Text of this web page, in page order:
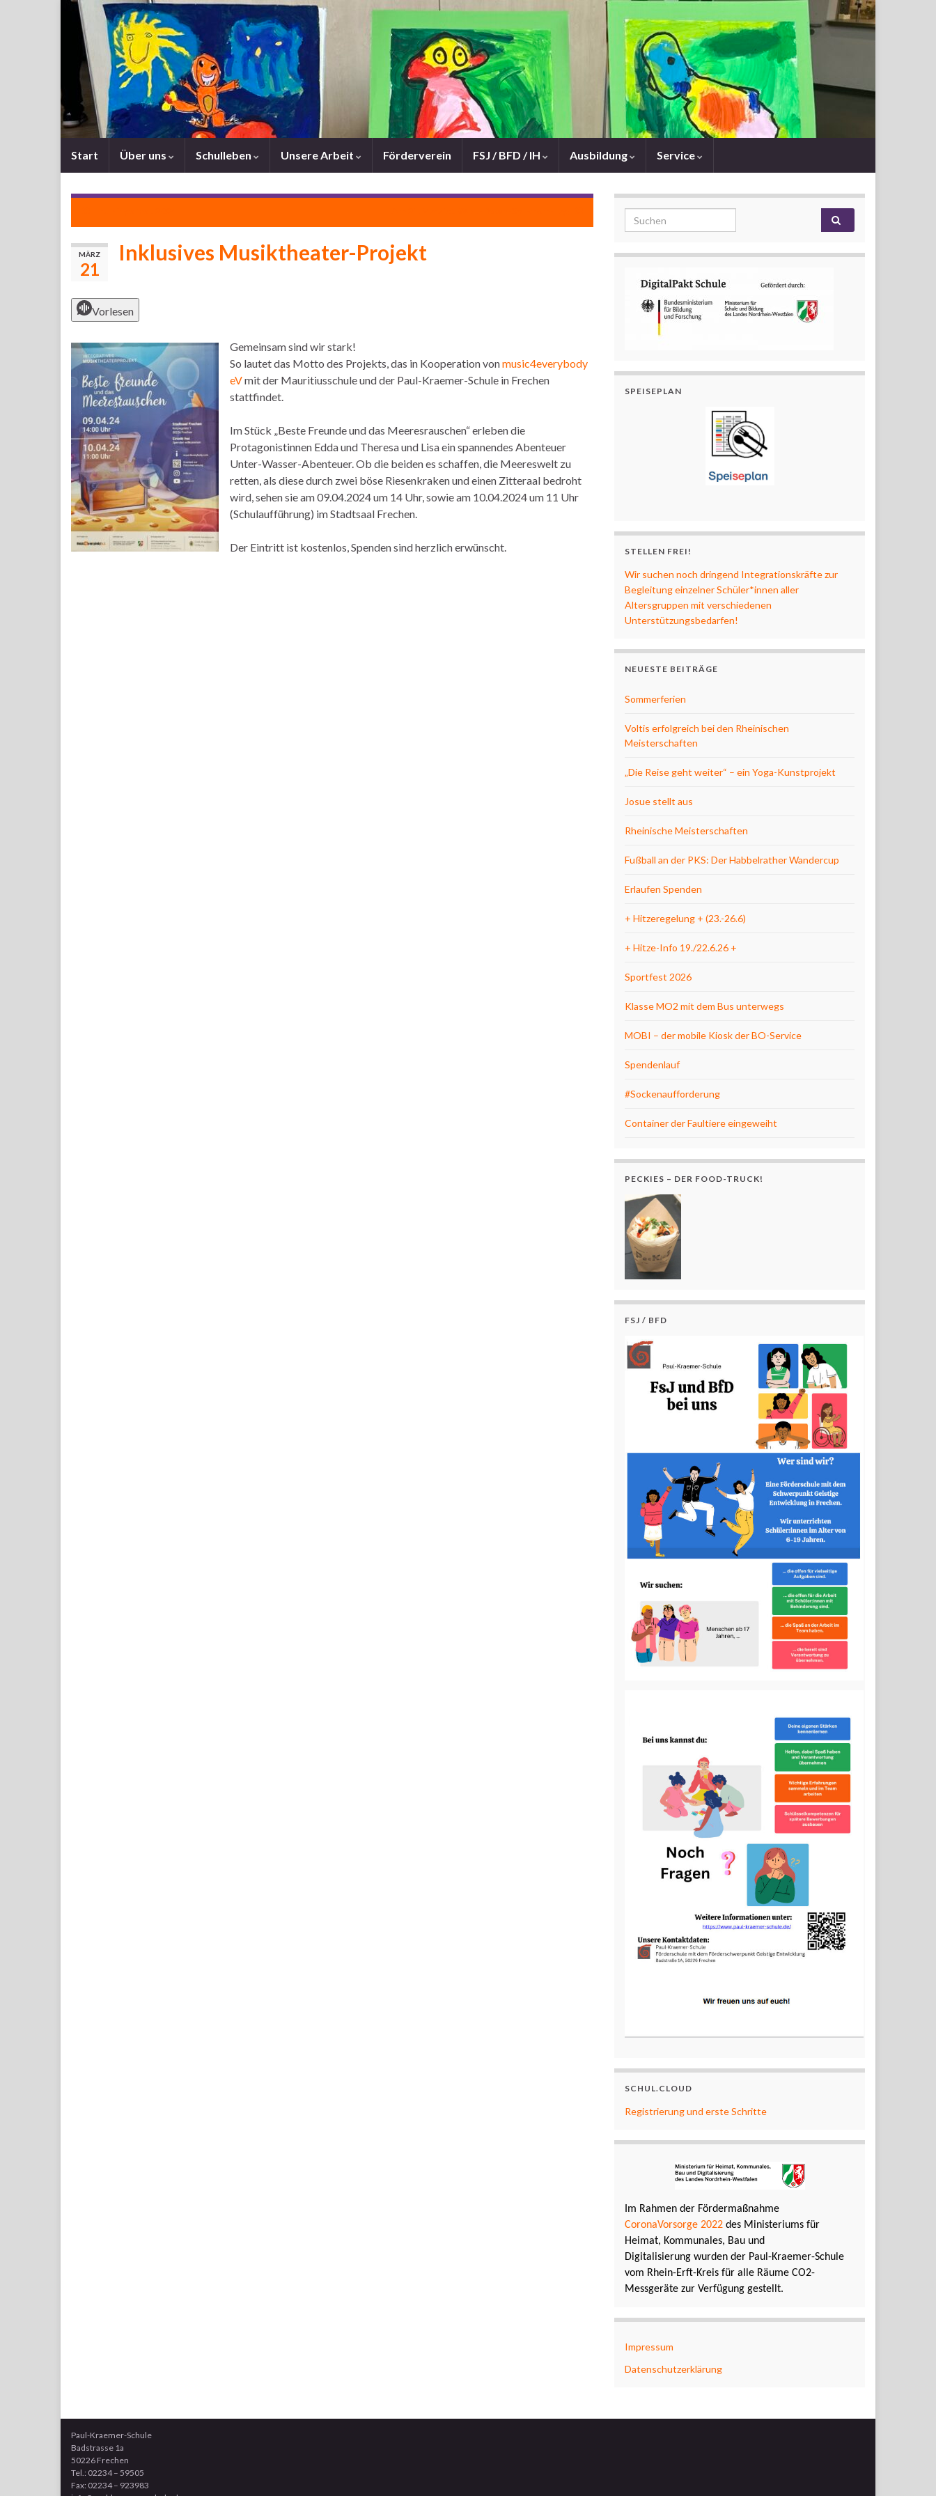
Start Über uns Schulleben Unsere Arbeit Förderverein FSJ / BFD / IH Ausbildung Service
MÄRZ
21
Inklusives Musiktheater-Projekt
Vorlesen
Gemeinsam sind wir stark!
So lautet das Motto des Projekts, das in Kooperation vonmusic4everybody
eVmit der Mauritiusschule und der Paul-Kraemer-Schule in Frechen
stattfindet.
Im Stück „Beste Freunde und das Meeresrauschen“ erleben die
Protagonistinnen Edda und Theresa und Lisa ein spannendes Abenteuer
Unter-Wasser-Abenteuer. Ob die beiden es schaffen, die Meereswelt zu
retten, als diese durch zwei böse Riesenkraken und einen Zitteraal bedroht
wird, sehen sie am 09.04.2024 um 14 Uhr, sowie am 10.04.2024 um 11 Uhr
(Schulaufführung) im Stadtsaal Frechen.
Der Eintritt ist kostenlos, Spenden sind herzlich erwünscht.
Search for:
SPEISEPLAN
STELLEN FREI!
Wir suchen noch dringend Integrationskräfte zur
Begleitung einzelner Schüler*innen aller
Altersgruppen mit verschiedenen
Unterstützungsbedarfen!
NEUESTE BEITRÄGE
Sommerferien
Voltis erfolgreich bei den Rheinischen
Meisterschaften
„Die Reise geht weiter“ – ein Yoga-Kunstprojekt
Josue stellt aus
Rheinische Meisterschaften
Fußball an der PKS: Der Habbelrather Wandercup
Erlaufen Spenden
+ Hitzeregelung + (23.-26.6)
+ Hitze-Info 19./22.6.26 +
Sportfest 2026
Klasse MO2 mit dem Bus unterwegs
MOBI – der mobile Kiosk der BO-Service
Spendenlauf
#Sockenaufforderung
Container der Faultiere eingeweiht
PECKIES – DER FOOD-TRUCK!
FSJ / BFD
SCHUL.CLOUD
Registrierung und erste Schritte
Im Rahmen der Fördermaßnahme
CoronaVorsorge 2022 des Ministeriums für
Heimat, Kommunales, Bau und
Digitalisierung wurden der Paul-Kraemer-Schule
vom Rhein-Erft-Kreis für alle Räume CO2-
Messgeräte zur Verfügung gestellt.
Impressum
Datenschutzerklärung
Paul-Kraemer-Schule
Badstrasse 1a
50226 Frechen
Tel.: 02234 – 59505
Fax: 02234 – 923983